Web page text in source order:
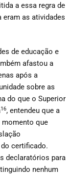
a essa regra de
as atividades
de educação e
afastou a
após a
sobre as
do que o Superior
16, entendeu que a
momento que
certificado.
declaratórios para
nenhum